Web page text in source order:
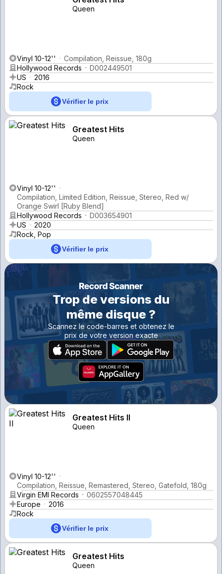
Queen
Vinyl 10-12''
Compilation, Reissue, 180g
Hollywood Records
D002449501
US
2016
Rock
Vérifier le prix
Greatest Hits
Queen
Vinyl 10-12''
Compilation, Limited Edition, Reissue, Stereo, Red w/
Orange Swirl [Ruby Blend]
Hollywood Records
D003654901
US
2020
Rock, Pop
Vérifier le prix
Trop de versions du
même disque ?
Scannez le code-barres et obtenez le
prix de votre version exacte
Greatest Hits II
Queen
Vinyl 10-12''
Compilation, Reissue, Remastered, Stereo, Gatefold, 180g
Virgin EMI Records
0602557048445
Europe
2016
Rock
Vérifier le prix
Greatest Hits
Queen